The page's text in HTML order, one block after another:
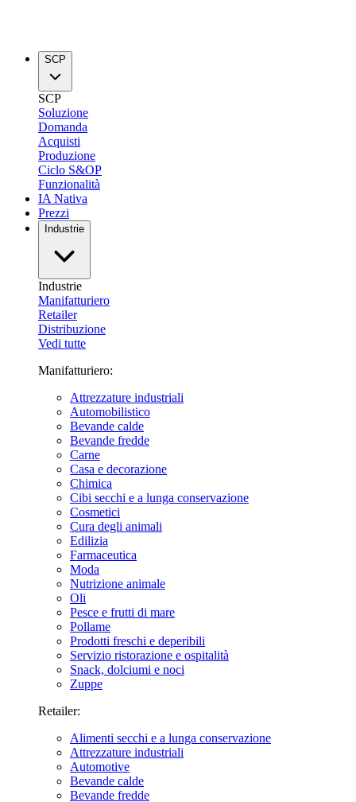
SCP
SCP
Soluzione
Domanda
Acquisti
Produzione
Ciclo S&OP
Funzionalità
IA Nativa
Prezzi
Industrie
Industrie
Manifatturiero
Retailer
Distribuzione
Vedi tutte
Manifatturiero:
Attrezzature industriali
Automobilistico
Bevande calde
Bevande fredde
Carne
Casa e decorazione
Chimica
Cibi secchi e a lunga conservazione
Cosmetici
Cura degli animali
Edilizia
Farmaceutica
Moda
Nutrizione animale
Oli
Pesce e frutti di mare
Pollame
Prodotti freschi e deperibili
Servizio ristorazione e ospitalità
Snack, dolciumi e noci
Zuppe
Retailer:
Alimenti secchi e a lunga conservazione
Attrezzature industriali
Automotive
Bevande calde
Bevande fredde